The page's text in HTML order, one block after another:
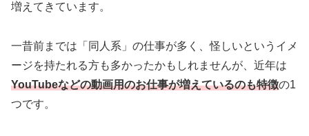
増えてきています。
一昔前までは「同人系」の仕事が多く、怪しいというイメ
ージを持たれる方も多かったかもしれませんが、近年は
YouTubeなどの動画用のお仕事が増えているのも特徴の1
つです。